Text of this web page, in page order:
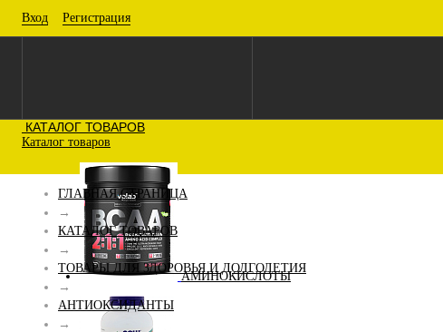
Вход Регистрация
КАТАЛОГ ТОВАРОВ
Каталог товаров
АМИНОКИСЛОТЫ
ГЛАВНАЯ СТРАНИЦА
→
КАТАЛОГ ТОВАРОВ
→
ТОВАРЫ ДЛЯ ЗДОРОВЬЯ И ДОЛГОЛЕТИЯ
→
АНТИОКСИДАНТЫ
→